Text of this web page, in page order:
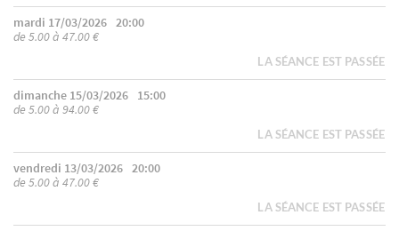
mardi 17/03/2026 20:00
de 5.00 à 47.00 €
LA SÉANCE EST PASSÉE
dimanche 15/03/2026
15:00
de 5.00 à 94.00 €
LA SÉANCE EST PASSÉE
vendredi 13/03/2026 20:00
de 5.00 à 47.00 €
LA SÉANCE EST PASSÉE